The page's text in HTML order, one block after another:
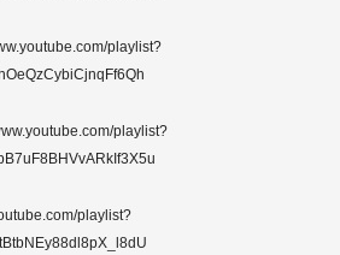
playlist?
playlist?
playlist?